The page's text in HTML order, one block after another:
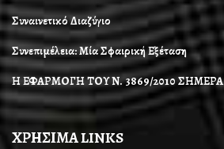
Συναινετικό Διαζύγιο
Συνεπιμέλεια: Μία Σφαιρική Εξέταση
Η ΕΦΑΡΜΟΓΗ ΤΟΥ Ν. 3869/2010 ΣΗΜΕΡΑ
ΧΡΗΣΙΜΑ LINKS